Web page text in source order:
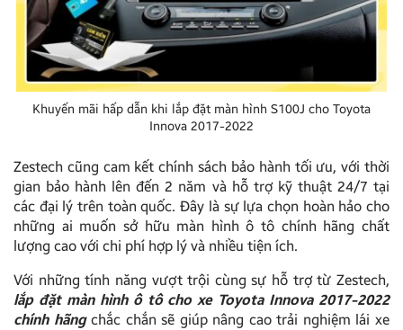
Khuyến mãi hấp dẫn khi lắp đặt màn hình S100J cho Toyota
Innova 2017-2022
Zestech cũng cam kết chính sách bảo hành tối ưu, với thời
gian bảo hành lên đến 2 năm và hỗ trợ kỹ thuật 24/7 tại
các đại lý trên toàn quốc. Đây là sự lựa chọn hoàn hảo cho
những ai muốn sở hữu màn hình ô tô chính hãng chất
lượng cao với chi phí hợp lý và nhiều tiện ích.
Với những tính năng vượt trội cùng sự hỗ trợ từ Zestech,
lắp đặt màn hình ô tô cho xe Toyota Innova 2017-2022
chính hãng chắc chắn sẽ giúp nâng cao trải nghiệm lái xe